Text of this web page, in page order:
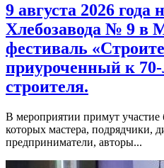
9 августа 2026 года
Хлебозавода № 9 в
фестиваль
приуроченный к
строителя.
В мероприятии примут участие
которых мастера, подрядчики,
предприниматели, авторы...